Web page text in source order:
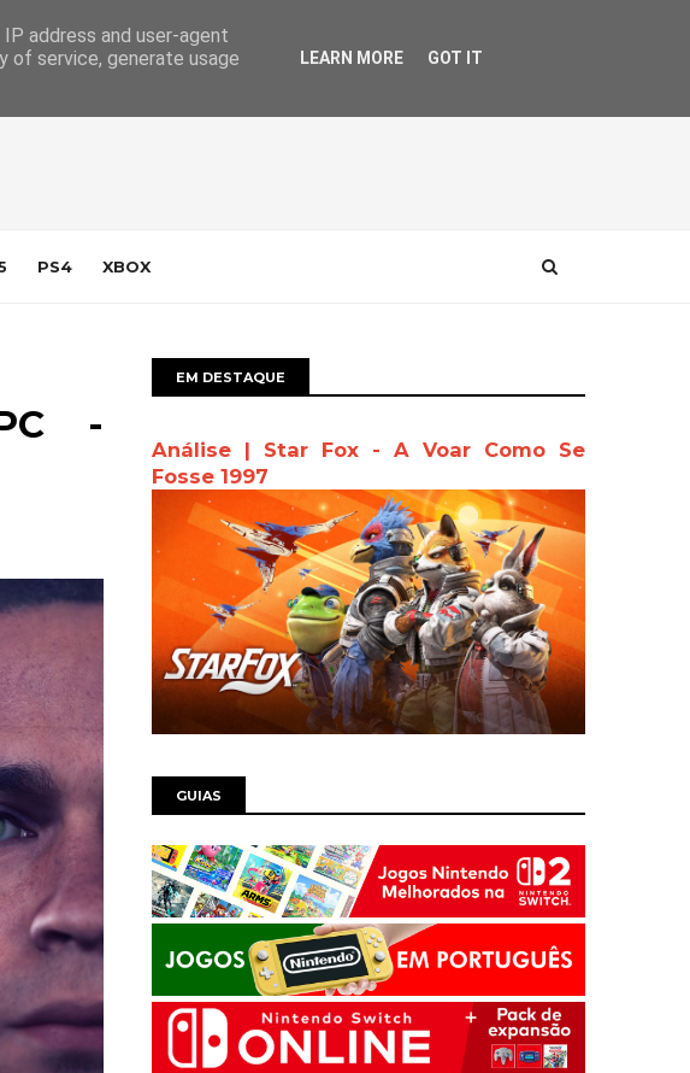
PS4 XBOX
-
EM DESTAQUE
Análise | Star Fox - A Voar Como Se
Fosse 1997
GUIAS
address and user-agent
of service, generate usage
LEARN MORE GOT IT